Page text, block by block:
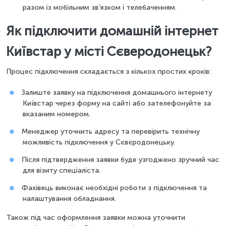
разом із мобільним зв’язком і телебаченням.
Як підключити домашній інтернет
Київстар у місті Сєверодонецьк?
Процес підключення складається з кількох простих кроків:
Залиште заявку на підключення домашнього інтернету
Київстар через форму на сайті або зателефонуйте за
вказаним номером.
Менеджер уточнить адресу та перевірить технічну
можливість підключення у Сєвєродонецьку.
Після підтвердження заявки буде узгоджено зручний час
для візиту спеціаліста.
Фахівець виконає необхідні роботи з підключення та
налаштування обладнання.
Також під час оформлення заявки можна уточнити